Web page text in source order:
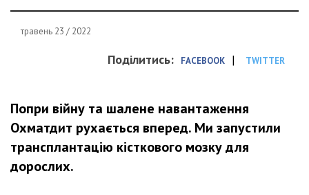
травень 23 / 2022
Поділитись: FACEBOOK | TWITTER
Попри війну та шалене навантаження
Охматдит рухається вперед. Ми запустили
трансплантацію кісткового мозку для
дорослих.